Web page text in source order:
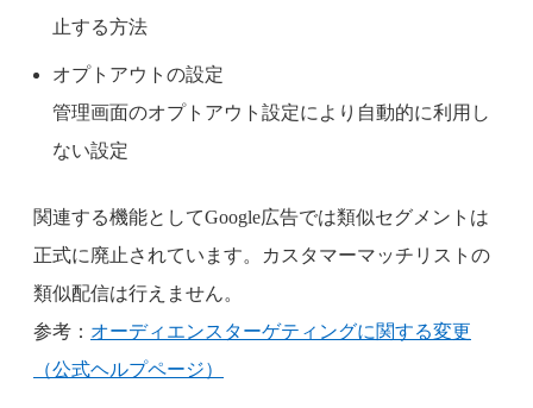
止する方法
オプトアウトの設定
管理画面のオプトアウト設定により自動的に利用し
ない設定
関連する機能としてGoogle広告では類似セグメントは
正式に廃止されています。カスタマーマッチリストの
類似配信は行えません。
参考： オーディエンスターゲティングに関する変更
（公式ヘルプページ）